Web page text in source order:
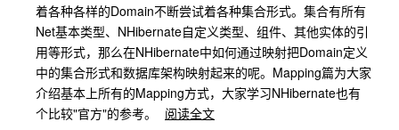
着各种各样的Domain不断尝试着各种集合形式。集合有所有
Net基本类型、NHibernate自定义类型、组件、其他实体的引
用等形式，那么在NHibernate中如何通过映射把Domain定义
中的集合形式和数据库架构映射起来的呢。Mapping篇为大家
介绍基本上所有的Mapping方式，大家学习NHibernate也有
个比较"官方"的参考。
阅读全文